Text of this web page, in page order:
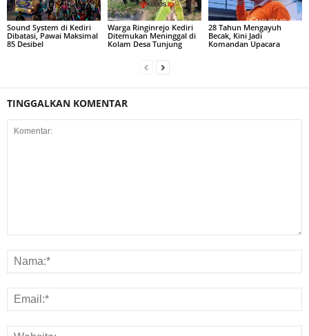
Sound System di Kediri
Dibatasi, Pawai Maksimal
85 Desibel
Warga Ringinrejo Kediri
Ditemukan Meninggal di
Kolam Desa Tunjung
28 Tahun Mengayuh
Becak, Kini Jadi
Komandan Upacara
TINGGALKAN KOMENTAR